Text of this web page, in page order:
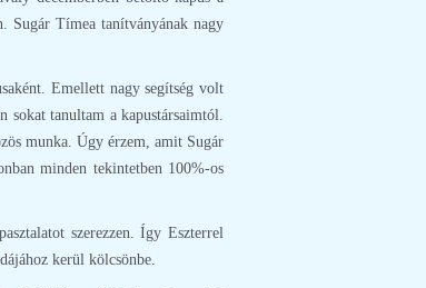
Sugár Tímea tanítványának nagy
Emellett nagy segítség volt
sokat tanultam a kapustársaimtól.
munka. Úgy érzem, amit Sugár
minden tekintetben 100%-os
szerezzen. Így Eszterrel
kerül kölcsönbe.